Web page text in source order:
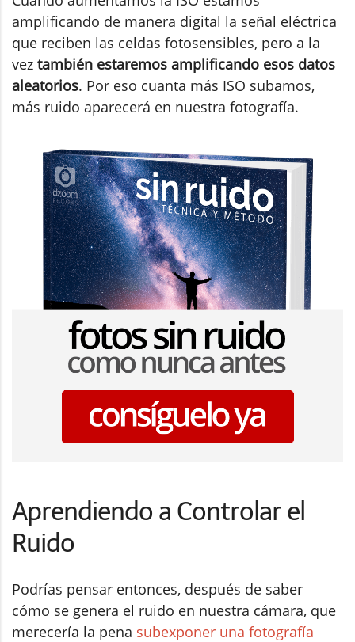
amplificando de manera digital la señal eléctrica
que reciben las celdas fotosensibles, pero a la
vez también estaremos amplificando esos datos
aleatorios. Por eso cuanta más ISO subamos,
más ruido aparecerá en nuestra fotografía.
Aprendiendo a Controlar el
Ruido
Podrías pensar entonces, después de saber
cómo se genera el ruido en nuestra cámara, que
merecería la pena subexponer una fotografía